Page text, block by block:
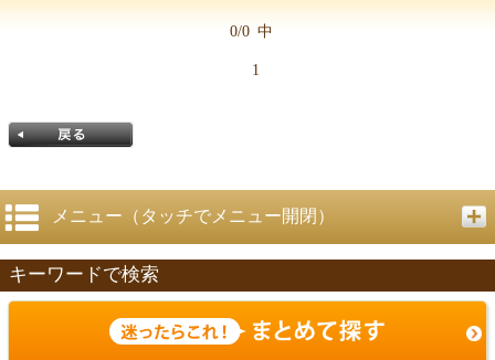
0/0 中
1
戻る
メニュー（タッチでメニュー開閉）
キーワードで検索